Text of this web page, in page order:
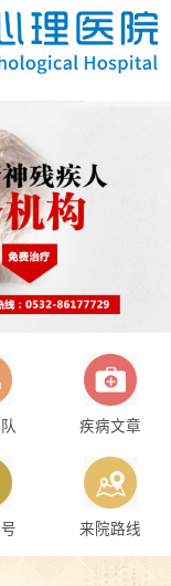
疾病文章
来院路线